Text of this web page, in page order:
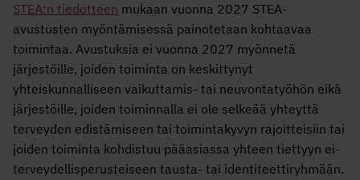
STEA:n tiedotteen mukaan vuonna 2027 STEA-
avustusten myöntämisessä painotetaan kohtaavaa
toimintaa. Avustuksia ei vuonna 2027 myönnetä
järjestöille, joiden toiminta on keskittynyt
yhteiskunnalliseen vaikuttamis- tai neuvontatyöhön eikä
järjestöille, joiden toiminnalla ei ole selkeää yhteyttä
terveyden edistämiseen tai toimintakyvyn rajoitteisiin tai
joiden toiminta kohdistuu pääasiassa yhteen tiettyyn ei-
terveydellisperusteiseen tausta- tai identiteettiryhmään.